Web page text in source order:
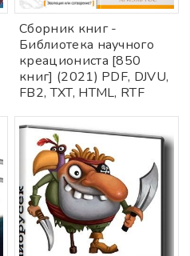
Сборник книг -
Библиотека научного
креациониста [850
книг] (2021) PDF, DJVU,
FB2, TXT, HTML, RTF